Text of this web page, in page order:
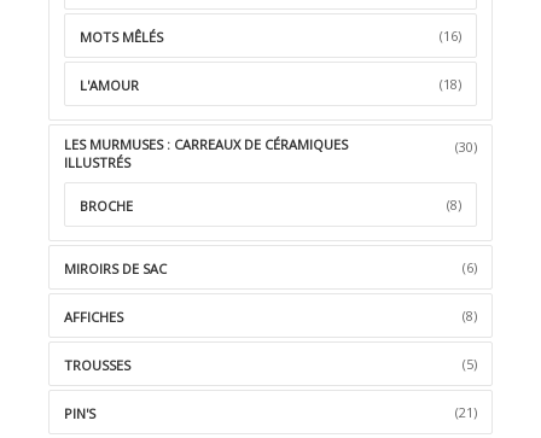
MOTS MÊLÉS (16)
L'AMOUR (18)
LES MURMUSES : CARREAUX DE CÉRAMIQUES
ILLUSTRÉS
(30)
BROCHE (8)
MIROIRS DE SAC (6)
AFFICHES (8)
TROUSSES (5)
PIN'S (21)